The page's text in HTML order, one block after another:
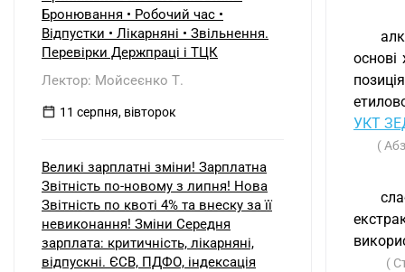
основі
УКТ
(
(
Бронювання • Робочий час •
Відпустки • Лікарняні • Звільнення.
Перевірки Держпраці і ТЦК
Лектор: Мойсеєнко Т.
11 серпня, вівторок
Великі зарплатні зміни! Зарплатна
Звітність по-новому з липня! Нова
Звітність по квоті 4% та внеску за її
невиконання! Зміни Середня
зарплата: критичність, лікарняні,
відпускні. ЄСВ, ПДФО, індексація